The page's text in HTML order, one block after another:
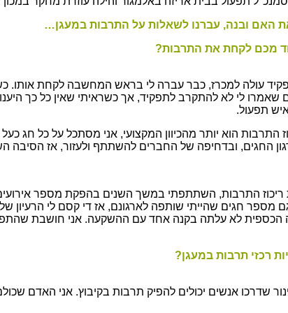
האם ובנה, עברנו לשאלות על התרבות במעגן…
מכם לקחת את התרבות?
עולה למכרז, כבר עברה לי בראש המחשבה לקחת אותו.
שאמרו לי לא להתקרב לתפקיד, אך כשראיתי שאין כל כך
תפעול.
התרבות הוא יותר מהכיוון המקצועי, אני מסתכל על כל חג
החגים, ובדחיפה של החברים להשתתף ולעזור, אז הסיבה
התרבות, השתתפתי במשך השנים בהפקת מספר
היו גם מספר חגים שהייתי שותפה לארגונם, אז די קסם לי
הכספית לא עלתה בקנה אחד עם ההשקעה. אני חושבת
רכזי תרבות במעגן?
שדרכו אנשים יכולים להפיק תרבות בקיבוץ. אני האדם